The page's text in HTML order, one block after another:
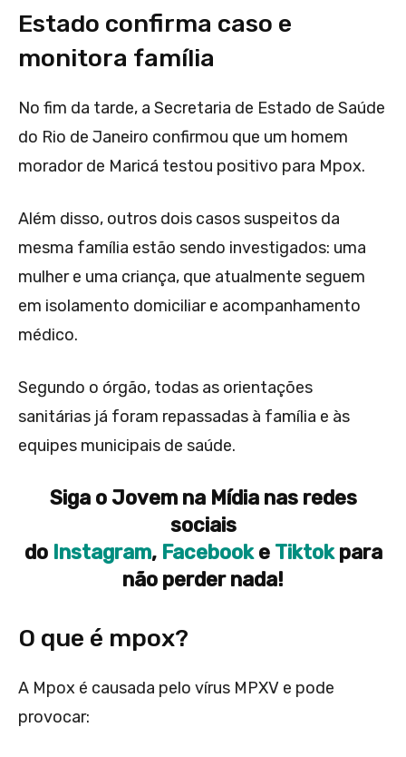
Estado confirma caso e
monitora família
No fim da tarde, a Secretaria de Estado de Saúde
do Rio de Janeiro confirmou que um homem
morador de Maricá testou positivo para Mpox.
Além disso, outros dois casos suspeitos da
mesma família estão sendo investigados: uma
mulher e uma criança, que atualmente seguem
em isolamento domiciliar e acompanhamento
médico.
Segundo o órgão, todas as orientações
sanitárias já foram repassadas à família e às
equipes municipais de saúde.
Siga o Jovem na Mídia nas redes
sociais
do Instagram, Facebooke Tiktokpara
não perder nada!
O que é mpox?
A Mpox é causada pelo vírus MPXV e pode
provocar: